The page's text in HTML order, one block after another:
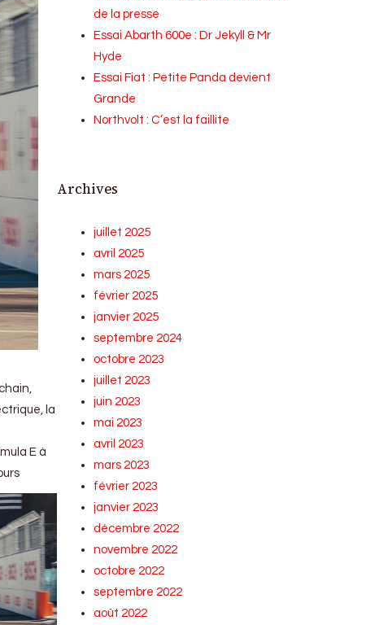
la
E à
de la presse
Essai Abarth 600e : Dr Jekyll & Mr
Hyde
Essai Fiat : Petite Panda devient
Grande
Northvolt : C’est la faillite
Archives
juillet 2025
avril 2025
mars 2025
février 2025
janvier 2025
septembre 2024
octobre 2023
juillet 2023
juin 2023
mai 2023
avril 2023
mars 2023
février 2023
janvier 2023
décembre 2022
novembre 2022
octobre 2022
septembre 2022
août 2022